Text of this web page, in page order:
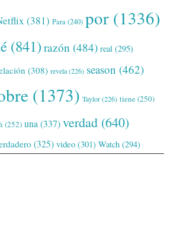
(381) Para(240) por (1336)
(841) razón (484) real (295)
(308) revela(226) season (462)
(1373) Taylor(226) tiene(250)
(252) una (337) verdad (640)
(325) video (301) Watch (294)